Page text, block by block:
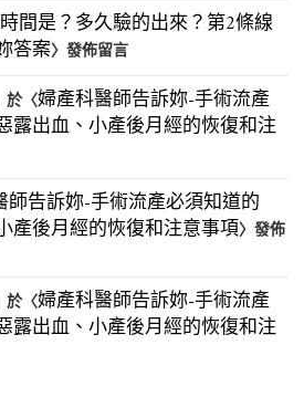
間是？多久驗的出來？第2條線
答案〉發佈留言
於〈婦產科醫師告訴妳-手術流產
露出血、小產後月經的恢復和注
師告訴妳-手術流產必須知道的
產後月經的恢復和注意事項〉發佈
於〈婦產科醫師告訴妳-手術流產
露出血、小產後月經的恢復和注